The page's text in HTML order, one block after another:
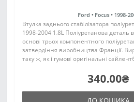
Ford • Focus • 1998-
Втулка заднього стабілізатора
1998-2004 1.8L Поліуретанова деталь
основі трьох компонентного
затвердіння виробництва Франції.
таку ж, як і гумові оригінальні
340.00₴